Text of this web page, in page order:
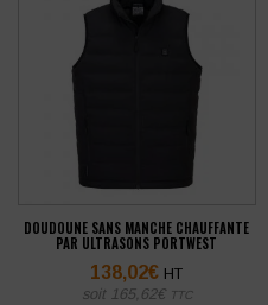
DOUDOUNE SANS MANCHE CHAUFFANTE
PAR ULTRASONS PORTWEST
138,02€ HT
soit 165,62€ TTC